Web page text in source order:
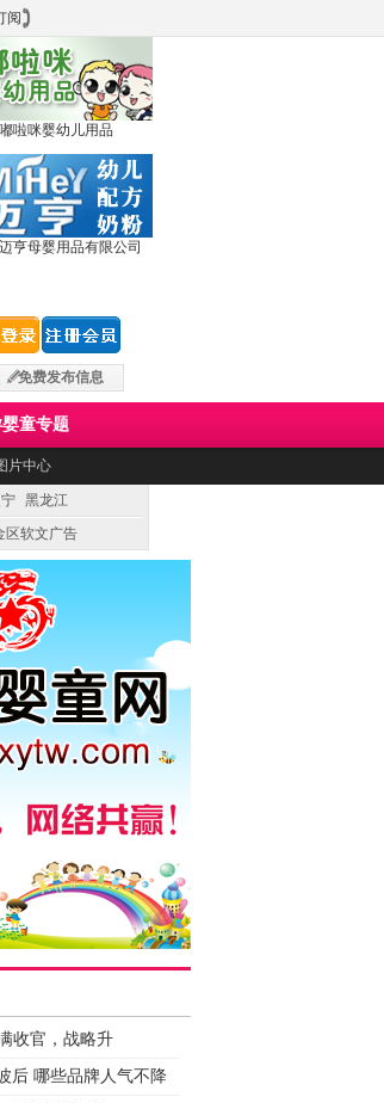
阅
啦咪婴幼儿用品
亨母婴用品有限公司
免费发布信息
童专题
片中心
黑龙江
区软文广告
收官，战略升
后 哪些品牌人气不降